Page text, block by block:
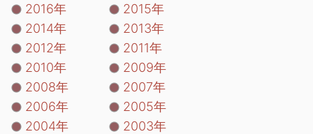
2016年
2015年
2014年
2013年
2012年
2011年
2010年
2009年
2008年
2007年
2006年
2005年
2004年
2003年